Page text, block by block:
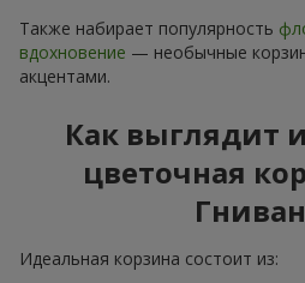
Также набирает популярность
вдохновение — необычные
акцентами.
Как выглядит
цветочная
Идеальная корзина состоит из: